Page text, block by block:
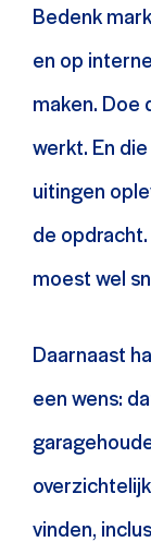
Bedenk
en op
maken.
werkt. En
uitingen
de
moest wel
Daarnaast
een wens:
vinden,